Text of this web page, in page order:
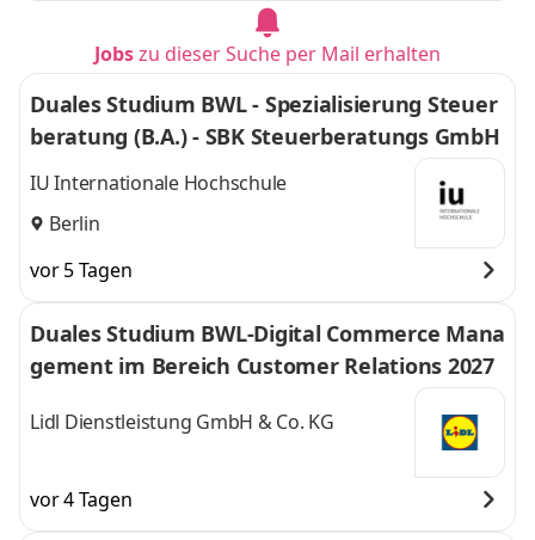
Jobszu dieser Suche per Mail erhalten
Duales Studium BWL - Spezialisierung Steuer
beratung (B.A.) - SBK Steuerberatungs GmbH
IU Internationale Hochschule
Berlin
vor 5 Tagen
Duales Studium BWL-Digital Commerce Mana
gement im Bereich Customer Relations 2027
Lidl Dienstleistung GmbH & Co. KG
vor 4 Tagen